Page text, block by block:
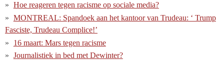
Hoe reageren tegen racisme op sociale media?
MONTREAL: Spandoek aan het kantoor van Trudeau: ‘ Trump
Fasciste, Trudeau Complice!’
16 maart: Mars tegen racisme
Journalistiek in bed met Dewinter?